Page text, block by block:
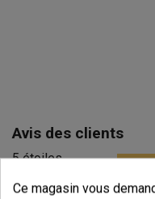
Avis des clients
5 étoiles
4 étoiles
Ce magasin vous